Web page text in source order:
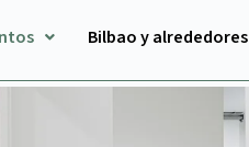
Bilbao y alrededores